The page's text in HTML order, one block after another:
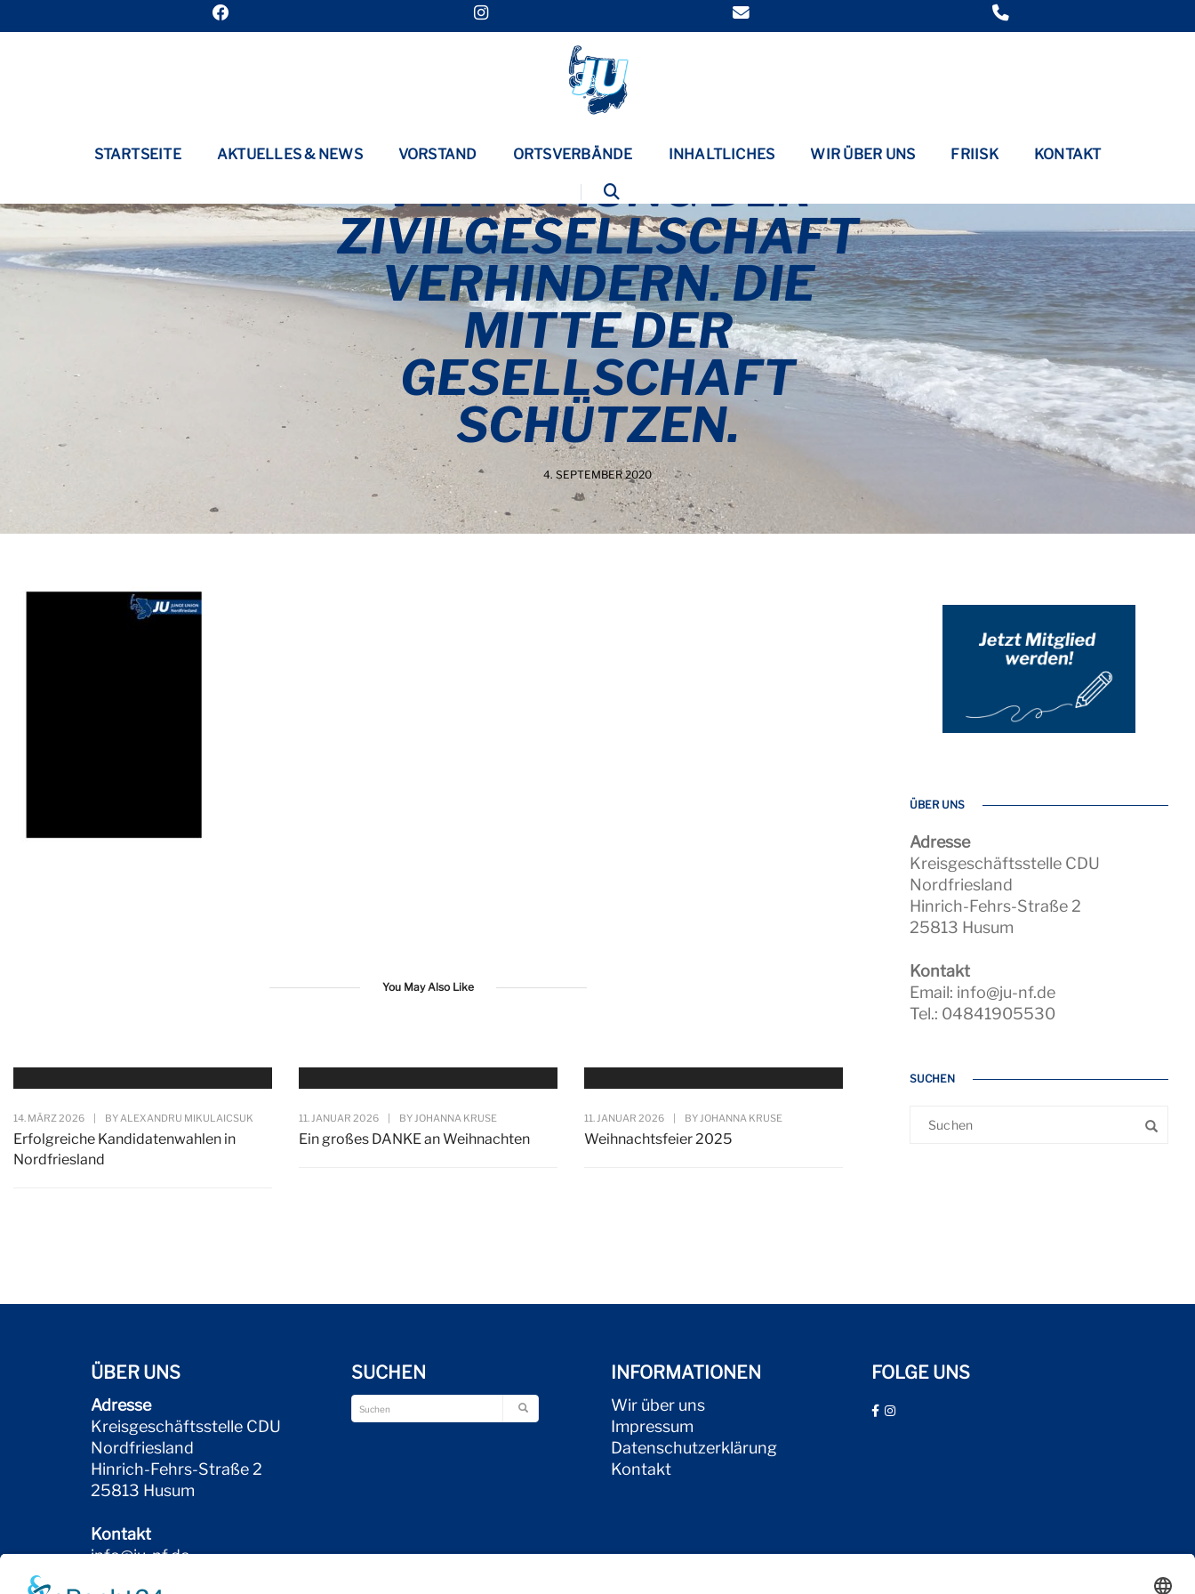
STARTSEITE AKTUELLES & NEWS VORSTAND ORTSVERBÄNDE INHALTLICHES WIR ÜBER UNS FRIISK KONTAKT
VERROHUNG DER
ZIVILGESELLSCHAFT
VERHINDERN. DIE
MITTE DER
GESELLSCHAFT
SCHÜTZEN.
4. SEPTEMBER 2020
You May Also Like
14. MÄRZ 2026 BYALEXANDRU MIKULAICSUK
Erfolgreiche Kandidatenwahlen in
Nordfriesland
11. JANUAR 2026 BYJOHANNA KRUSE
Ein großes DANKE an Weihnachten
11. JANUAR 2026 BYJOHANNA KRUSE
Weihnachtsfeier 2025
ÜBER UNS
Adresse
Kreisgeschäftsstelle CDU
Nordfriesland
Hinrich-Fehrs-Straße 2
25813 Husum
Kontakt
Email: info@ju-nf.de
Tel.: 04841905530
SUCHEN
ÜBER UNS
Adresse
Kreisgeschäftsstelle CDU
Nordfriesland
Hinrich-Fehrs-Straße 2
25813 Husum
Kontakt
info@ju-nf.de
SUCHEN INFORMATIONEN
Wir über uns
Impressum
Datenschutzerklärung
Kontakt
FOLGE UNS